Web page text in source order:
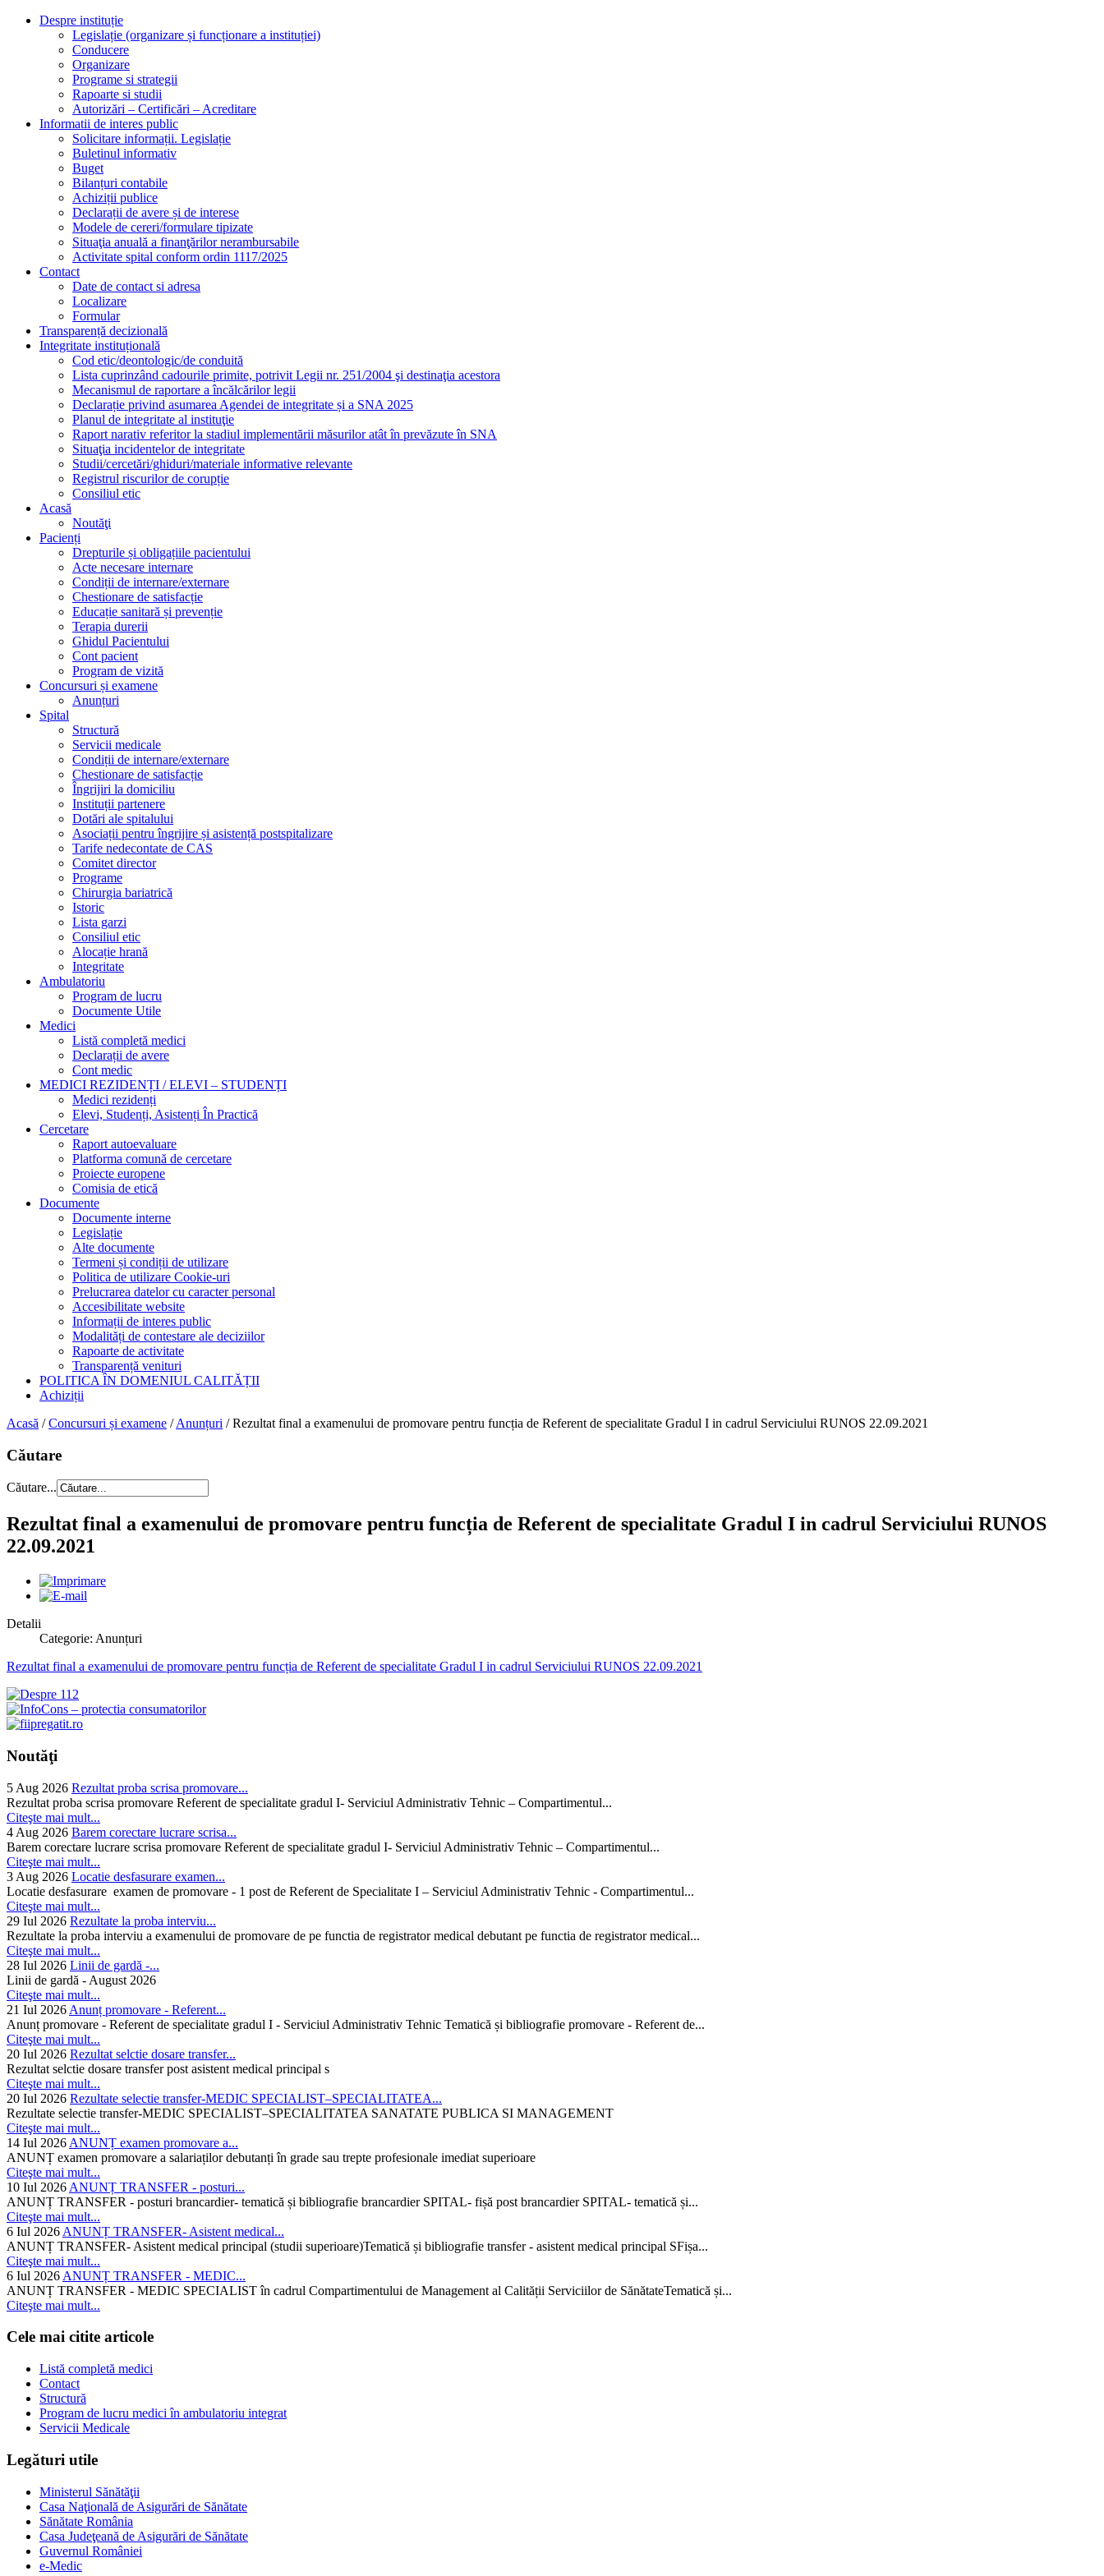
Despre instituție
Legislație (organizare și funcționare a instituției)
Conducere
Organizare
Programe si strategii
Rapoarte si studii
Autorizări – Certificări – Acreditare
Informatii de interes public
Solicitare informații. Legislație
Buletinul informativ
Buget
Bilanțuri contabile
Achiziții publice
Declarații de avere și de interese
Modele de cereri/formulare tipizate
Situaţia anuală a finanţărilor nerambursabile
Activitate spital conform ordin 1117/2025
Contact
Date de contact si adresa
Localizare
Formular
Transparență decizională
Integritate instituțională
Cod etic/deontologic/de conduită
Lista cuprinzând cadourile primite, potrivit Legii nr. 251/2004 şi destinaţia acestora
Mecanismul de raportare a încălcărilor legii
Declarație privind asumarea Agendei de integritate și a SNA 2025
Planul de integritate al instituţie
Raport narativ referitor la stadiul implementării măsurilor atât în prevăzute în SNA
Situaţia incidentelor de integritate
Studii/cercetări/ghiduri/materiale informative relevante
Registrul riscurilor de corupție
Consiliul etic
Acasă
Noutăţi
Pacienți
Drepturile și obligațiile pacientului
Acte necesare internare
Condiții de internare/externare
Chestionare de satisfacție
Educație sanitară și prevenție
Terapia durerii
Ghidul Pacientului
Cont pacient
Program de vizită
Concursuri și examene
Anunțuri
Spital
Structură
Servicii medicale
Condiții de internare/externare
Chestionare de satisfacție
Îngrijiri la domiciliu
Instituții partenere
Dotări ale spitalului
Asociații pentru îngrijire și asistență postspitalizare
Tarife nedecontate de CAS
Comitet director
Programe
Chirurgia bariatrică
Istoric
Lista garzi
Consiliul etic
Alocație hrană
Integritate
Ambulatoriu
Program de lucru
Documente Utile
Medici
Listă completă medici
Declarații de avere
Cont medic
MEDICI REZIDENȚI / ELEVI – STUDENȚI
Medici rezidenți
Elevi, Studenți, Asistenți În Practică
Cercetare
Raport autoevaluare
Platforma comună de cercetare
Proiecte europene
Comisia de etică
Documente
Documente interne
Legislație
Alte documente
Termeni și condiții de utilizare
Politica de utilizare Cookie-uri
Prelucrarea datelor cu caracter personal
Accesibilitate website
Informații de interes public
Modalități de contestare ale deciziilor
Rapoarte de activitate
Transparență venituri
POLITICA ÎN DOMENIUL CALITĂȚII
Achiziții
Acasă /Concursuri și examene /Anunțuri /Rezultat final a examenului de promovare pentru funcția de Referent de specialitate Gradul I in cadrul Serviciului RUNOS 22.09.2021
Căutare
Căutare...
Rezultat final a examenului de promovare pentru funcția de Referent de specialitate Gradul I in cadrul Serviciului RUNOS
22.09.2021
Detalii
Categorie: Anunțuri
Rezultat final a examenului de promovare pentru funcția de Referent de specialitate Gradul I in cadrul Serviciului RUNOS 22.09.2021
Noutăţi
5 Aug 2026 Rezultat proba scrisa promovare...
Rezultat proba scrisa promovare Referent de specialitate gradul I- Serviciul Administrativ Tehnic – Compartimentul...
Citeşte mai mult...
4 Aug 2026 Barem corectare lucrare scrisa...
Barem corectare lucrare scrisa promovare Referent de specialitate gradul I- Serviciul Administrativ Tehnic – Compartimentul...
Citeşte mai mult...
3 Aug 2026 Locatie desfasurare examen...
Locatie desfasurare examen de promovare - 1 post de Referent de Specialitate I – Serviciul Administrativ Tehnic - Compartimentul...
Citeşte mai mult...
29 Iul 2026 Rezultate la proba interviu...
Rezultate la proba interviu a examenului de promovare de pe functia de registrator medical debutant pe functia de registrator medical...
Citeşte mai mult...
28 Iul 2026 Linii de gardă -...
Linii de gardă - August 2026
Citeşte mai mult...
21 Iul 2026 Anunț promovare - Referent...
Anunț promovare - Referent de specialitate gradul I - Serviciul Administrativ Tehnic Tematică și bibliografie promovare - Referent de...
Citeşte mai mult...
20 Iul 2026 Rezultat selctie dosare transfer...
Rezultat selctie dosare transfer post asistent medical principal s
Citeşte mai mult...
20 Iul 2026 Rezultate selectie transfer-MEDIC SPECIALIST–SPECIALITATEA...
Rezultate selectie transfer-MEDIC SPECIALIST–SPECIALITATEA SANATATE PUBLICA SI MANAGEMENT
Citeşte mai mult...
14 Iul 2026 ANUNȚ examen promovare a...
ANUNȚ examen promovare a salariaților debutanți în grade sau trepte profesionale imediat superioare
Citeşte mai mult...
10 Iul 2026 ANUNȚ TRANSFER - posturi...
ANUNȚ TRANSFER - posturi brancardier- tematică și bibliografie brancardier SPITAL- fișă post brancardier SPITAL- tematică și...
Citeşte mai mult...
6 Iul 2026 ANUNȚ TRANSFER- Asistent medical...
ANUNȚ TRANSFER- Asistent medical principal (studii superioare)Tematică și bibliografie transfer - asistent medical principal SFișa...
Citeşte mai mult...
6 Iul 2026 ANUNȚ TRANSFER - MEDIC...
ANUNȚ TRANSFER - MEDIC SPECIALIST în cadrul Compartimentului de Management al Calității Serviciilor de SănătateTematică și...
Citeşte mai mult...
Cele mai citite articole
Listă completă medici
Contact
Structură
Program de lucru medici în ambulatoriu integrat
Servicii Medicale
Legături utile
Ministerul Sănătăţii
Casa Naţională de Asigurări de Sănătate
Sănătate România
Casa Judeţeană de Asigurări de Sănătate
Guvernul României
e-Medic